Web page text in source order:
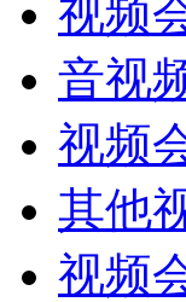
视频
音视
视频
其他
视频